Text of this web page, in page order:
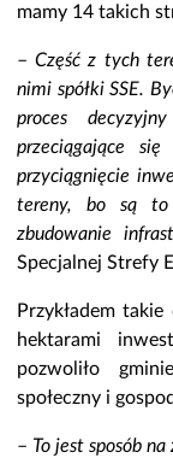
mamy 14 takich
–Część z tych
nimi spółki SSE.
proces
przeciągające
przyciągnięcie
tereny, bo są to
zbudowanie
Specjalnej Strefy
Przykładem
hektarami
pozwoliło
społeczny i
– To jest sposób